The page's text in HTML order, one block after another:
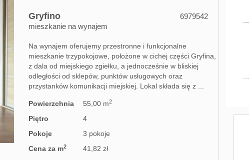
Gryfino
mieszkanie na wynajem
6979542
Na wynajem oferujemy przestronne i funkcjonalne
mieszkanie trzypokojowe, położone w cichej części Gryfina,
z dala od miejskiego zgiełku, a jednocześnie w bliskiej
odległości od sklepów, punktów usługowych oraz
przystanków komunikacji miejskiej. Lokal składa się z ...
Powierzchnia 55,00 m2
Piętro
4
Pokoje
3 pokoje
Cena za m2 41,82 zł